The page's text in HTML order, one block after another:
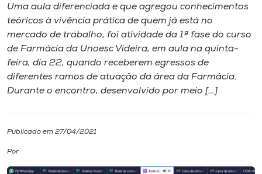
A
Internacionalização
I.nova
Diplomados
Cultura
Uma aula diferenciada e que agregou conhecimentos
teóricos à vivência prática de quem já está no
mercado de trabalho, foi atividade da 1ª fase do curso
de Farmácia da Unoesc Videira, em aula na quinta-
feira, dia 22, quando receberem egressos de
diferentes ramos de atuação da área da Farmácia.
Durante o encontro, desenvolvido por meio […]
Publicado em 27/04/2021
Por